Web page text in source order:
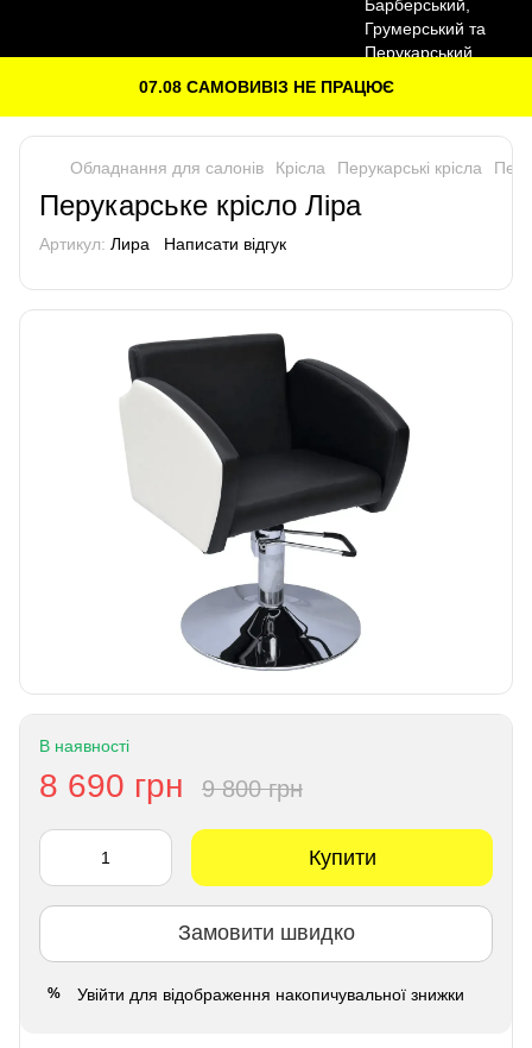
07.08 САМОВИВІЗ НЕ ПРАЦЮЄ
Обладнання для салонів Крісла Перукарські крісла
Перукарське крісло Ліра
Артикул: Лира Написати відгук
В наявності
8 690 грн 9 800 грн
Купити
Замовити швидко
% Увійти для відображення накопичувальної знижки